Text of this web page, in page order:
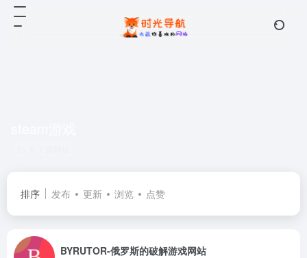
排序 发布 更新 浏览 点赞
BYRUTOR-俄罗斯的破解游戏网站